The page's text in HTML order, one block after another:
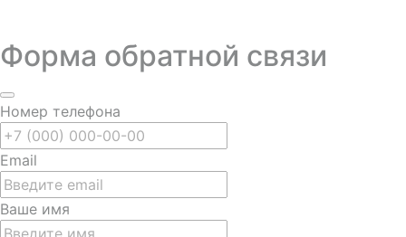
Форма обратной связи
Номер телефона
Email
Ваше имя